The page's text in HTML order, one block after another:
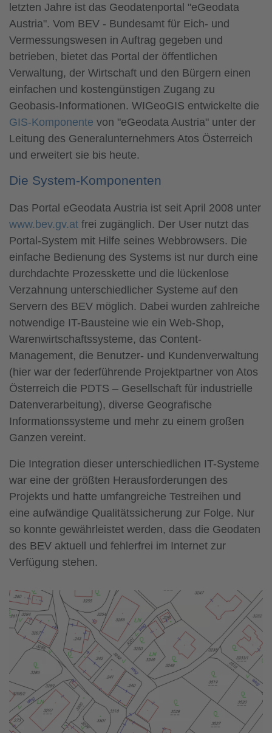
letzten Jahre ist das Geodatenportal "eGeodata
Austria". Vom BEV - Bundesamt für Eich- und
Vermessungswesen in Auftrag gegeben und
betrieben, bietet das Portal der öffentlichen
Verwaltung, der Wirtschaft und den Bürgern einen
einfachen und kostengünstigen Zugang zu
Geobasis-Informationen. WIGeoGIS entwickelte die
GIS-Komponente von "eGeodata Austria" unter der
Leitung des Generalunternehmers Atos Österreich
und erweitert sie bis heute.
Die System-Komponenten
Das Portal eGeodata Austria ist seit April 2008 unter
www.bev.gv.at frei zugänglich. Der User nutzt das
Portal-System mit Hilfe seines Webbrowsers. Die
einfache Bedienung des Systems ist nur durch eine
durchdachte Prozesskette und die lückenlose
Verzahnung unterschiedlicher Systeme auf den
Servern des BEV möglich. Dabei wurden zahlreiche
notwendige IT-Bausteine wie ein Web-Shop,
Warenwirtschaftssysteme, das Content-
Management, die Benutzer- und Kundenverwaltung
(hier war der federführende Projektpartner von Atos
Österreich die PDTS – Gesellschaft für industrielle
Datenverarbeitung), diverse Geografische
Informationssysteme und mehr zu einem großen
Ganzen vereint.
Die Integration dieser unterschiedlichen IT-Systeme
war eine der größten Herausforderungen des
Projekts und hatte umfangreiche Testreihen und
eine aufwändige Qualitätssicherung zur Folge. Nur
so konnte gewährleistet werden, dass die Geodaten
des BEV aktuell und fehlerfrei im Internet zur
Verfügung stehen.